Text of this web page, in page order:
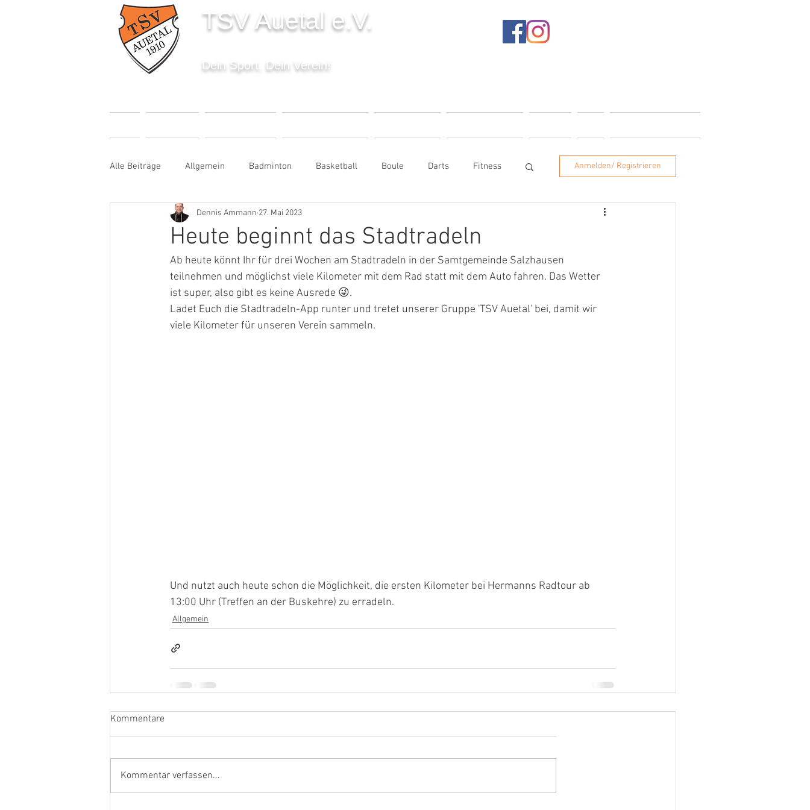
TSV Auetal e.V.
Dein Sport. Dein Verein!
Alle Beiträge Allgemein Badminton Basketball Boule Darts Fitness
Handball Karate Kinderturnen
Sportabzeichen Tanzen Tischtennis Trampolin Volleyball Vorstand
Anmelden/ Registrieren
Heute beginnt das Stadtradeln
Dennis Ammann 27. Mai 2023
Ab heute könnt Ihr für drei Wochen am Stadtradeln in der Samtgemeinde Salzhausen
teilnehmen und möglichst viele Kilometer mit dem Rad statt mit dem Auto fahren. Das Wetter
ist super, also gibt es keine Ausrede 😜.
Ladet Euch die Stadtradeln-App runter und tretet unserer Gruppe 'TSV Auetal' bei, damit wir
viele Kilometer für unseren Verein sammeln.
Und nutzt auch heute schon die Möglichkeit, die ersten Kilometer bei Hermanns Radtour ab
13:00 Uhr (Treffen an der Buskehre) zu erradeln.
Allgemein
Kommentare
Kommentar verfassen...